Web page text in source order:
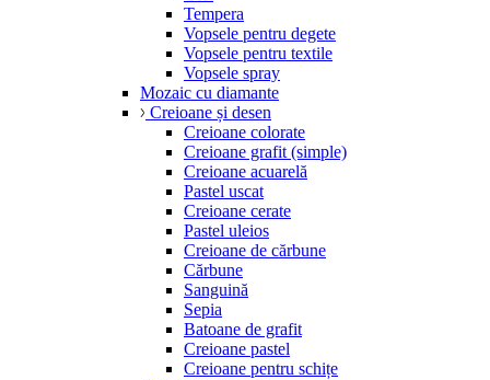
Tempera
Vopsele pentru degete
Vopsele pentru textile
Vopsele spray
Mozaic cu diamante
Creioane și desen
Creioane colorate
Creioane grafit (simple)
Creioane acuarelă
Pastel uscat
Creioane cerate
Pastel uleios
Creioane de cărbune
Cărbune
Sanguină
Sepia
Batoane de grafit
Creioane pastel
Creioane pentru schițe